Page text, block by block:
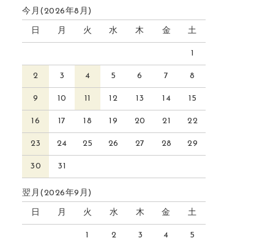
今月(2026年8月)
日 月 火 水 木 金 土
1
2 3 4 5 6 7 8
9 10 11 12 13 14 15
16 17 18 19 20 21 22
23 24 25 26 27 28 29
30 31
翌月(2026年9月)
日 月 火 水 木 金 土
1 2 3 4 5